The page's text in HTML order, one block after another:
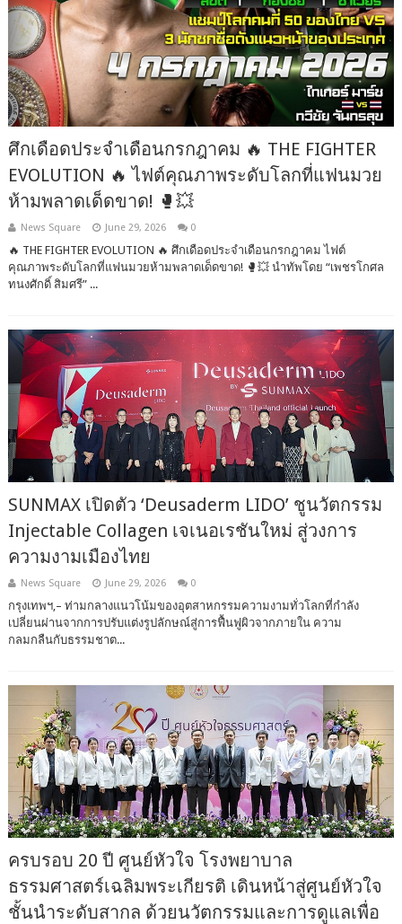
ศึกเดือดประจำเดือนกรกฎาคม 🔥 THE FIGHTER
EVOLUTION 🔥 ไฟต์คุณภาพระดับโลกที่แฟนมวย
ห้ามพลาดเด็ดขาด! 🥊💥
News Square June 29, 2026 0
🔥 THE FIGHTER EVOLUTION 🔥 ศึกเดือดประจำเดือนกรกฎาคม ไฟต์
คุณภาพระดับโลกที่แฟนมวยห้ามพลาดเด็ดขาด! 🥊💥 นำทัพโดย “เพชรโกศล
ทนงศักดิ์ สิมศรี” ...
SUNMAX เปิดตัว ‘Deusaderm LIDO’ ชูนวัตกรรม
Injectable Collagen เจเนอเรชันใหม่ สู่วงการ
ความงามเมืองไทย
News Square June 29, 2026 0
กรุงเทพฯ,– ท่ามกลางแนวโน้มของอุตสาหกรรมความงามทั่วโลกที่กำลัง
เปลี่ยนผ่านจากการปรับแต่งรูปลักษณ์สู่การฟื้นฟูผิวจากภายใน ความ
กลมกลืนกับธรรมชาต...
ครบรอบ 20 ปี ศูนย์หัวใจ โรงพยาบาล
ธรรมศาสตร์เฉลิมพระเกียรติ เดินหน้าสู่ศูนย์หัวใจ
ชั้นนำระดับสากล ด้วยนวัตกรรมและการดูแลเพื่อ